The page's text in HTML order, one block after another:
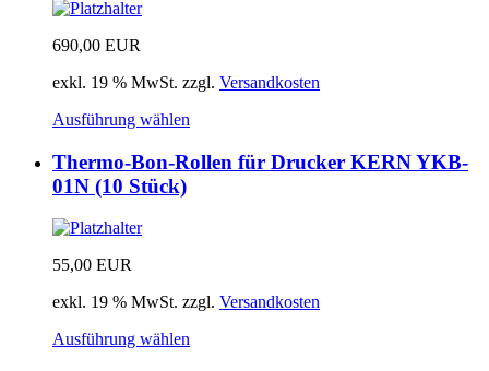
690,00 EUR
exkl. 19 % MwSt. zzgl. Versandkosten
Ausführung wählen
Thermo-Bon-Rollen für Drucker KERN YKB-
01N (10 Stück)
55,00 EUR
exkl. 19 % MwSt. zzgl. Versandkosten
Ausführung wählen